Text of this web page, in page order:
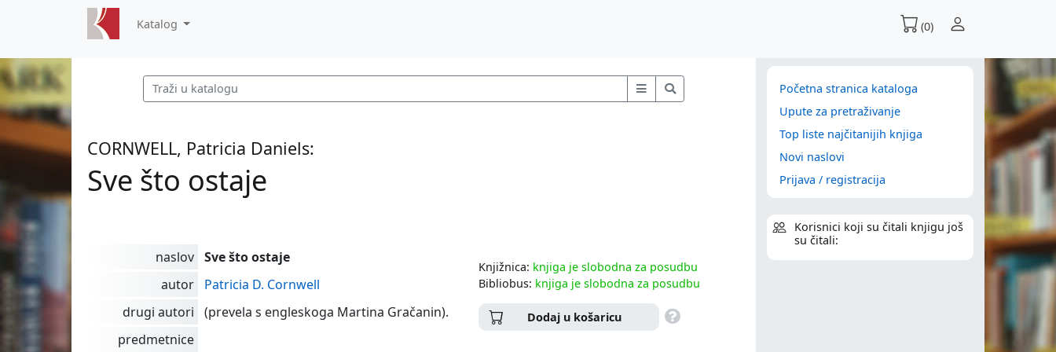
Katalog (0)
CORNWELL, Patricia Daniels:
Sve što ostaje
naslov
Sve što ostaje
autor
Patricia D. Cornwell
drugi autori
(prevela s engleskoga Martina Gračanin).
predmetnice
Knjižnica: knjiga je slobodna za posudbu
Bibliobus: knjiga je slobodna za posudbu
Dodaj u košaricu
Početna stranica kataloga
Upute za pretraživanje
Top liste najčitanijih knjiga
Novi naslovi
Prijava / registracija
Korisnici koji su čitali knjigu još
su čitali: